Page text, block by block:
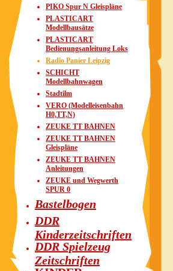
PIKO Spur N Gleispläne
PLASTICART
Modellbausätze
PLASTICART
Bedienungsanleitung Loks
Radio Panier Leipzig
SCHICHT
Modellbahnwagen
Stadtilm
VERO (Modelleisenbahn
H0,TT,N)
ZEUKE TT BAHNEN
ZEUKE TT BAHNEN
Gleispläne
ZEUKE TT BAHNEN
Anleitungen
ZEUKE und Wegwerth
SPUR 0
Bastelbogen
DDR
Kinderzeitschriften
DDR Spielzeug
Zeitschriften